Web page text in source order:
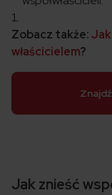
Zobacz także:
właścicielem?
Jak znieść